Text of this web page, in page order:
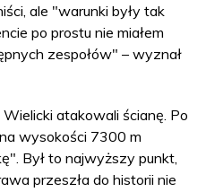
ale "warunki były tak
po prostu nie miałem
zespołów" – wyznał
atakowali ścianę. Po
wysokości 7300 m
Był to najwyższy punkt,
przeszła do historii nie